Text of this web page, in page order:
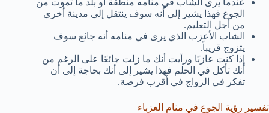
عندما يرى الشاب في منامه منطقة أو بلد ما تموت من
الجوع فهذا يشير إلى أنه سوف ينتقل إلى مدينة أخرى
من أجل التعليم.
الشاب الأعزب الذي يرى في منامه أنه جائع سوف
يتزوج قريباً.
إذا كنت عازبًا ورأيت أنك ما زلت جائعًا على الرغم من
أنك تأكل في الحلم فهذا يشير إلى أنك بحاجة إلى أن
تفكر في الزواج في أقرب فرصة.
تفسير رؤية الجوع في منام العزباء